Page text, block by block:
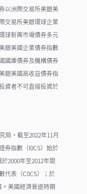
以洲際交易所美銀美
交易所美銀環球企業
球新興市場債券多元
銀美國企業債券指數
國庫債券及機構債券
銀美國高收益債券指
資者不可直接投資於
局，截至2022年11月
券指數（I0CS）始於
2000年至2012年間
代表（C0CS）；於
。美國經濟衰退時期